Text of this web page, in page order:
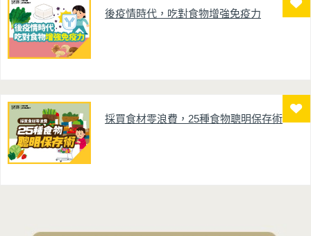
後疫情時代，吃對食物增強免疫力
採買食材零浪費，25種食物聰明保存術